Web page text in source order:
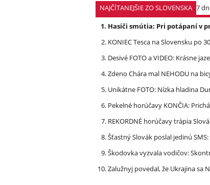
NAJČÍTANEJŠIE ZO SLOVENSKA 7
Hasiči smútia: Pri potápaní v
KONIEC Tesca na Slovensku po
Desivé FOTO a VIDEO: Krásne
Zdeno Chára mal NEHODU na
Unikátne FOTO: Nízka hladina
Pekelné horúčavy KONČIA:
REKORDNÉ horúčavy trápia
Šťastný Slovák poslal jedinú
Škodovka vyzvala vodičov:
Zalužnyj povedal, že Ukrajina sa